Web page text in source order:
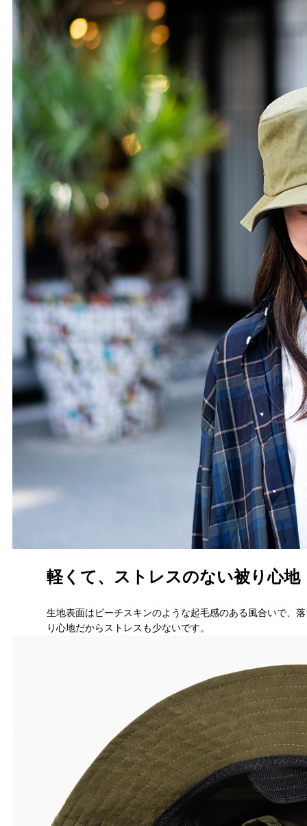
軽くて、ストレスのない被り心地
生地表面はピーチスキンのような起毛感のある風合いで、
り心地だからストレスも少ないです。